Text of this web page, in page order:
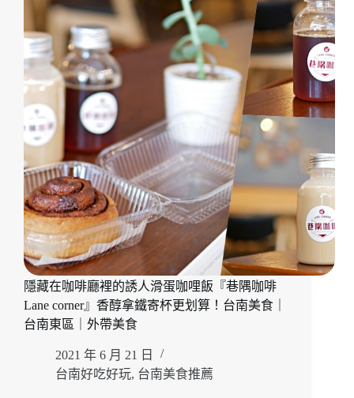
純
白
系
巷
弄
咖
啡
吧
『和
平
咖』
菜
市
場
旁
的
迷
人
咖
啡
台
南
隱藏在咖啡廳裡的誘人滑蛋咖哩飯『巷隅咖啡
Lane corner』香醇拿鐵寄杯更划算！台南美食｜
台南東區｜外帶美食
2021 年 6 月 21 日
台南好吃好玩, 台南美食推薦